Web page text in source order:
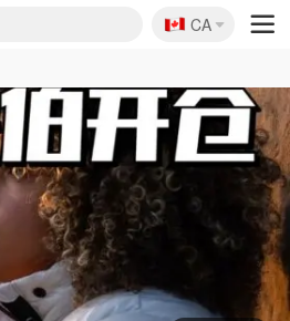
🇨🇦
CA